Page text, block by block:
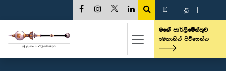
E த
මගේ පාර්ලිමේන්තුව
මෙතැනින් පිවිසෙන්න